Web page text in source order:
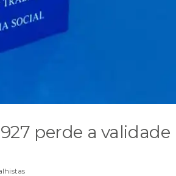
perde a validade